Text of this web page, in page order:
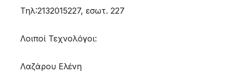
Τηλ:2132015227, εσωτ. 227
Λοιποί Τεχνολόγοι:
Λαζάρου Ελένη